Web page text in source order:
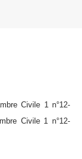
Civile 1 n°12-
Civile 1 n°12-